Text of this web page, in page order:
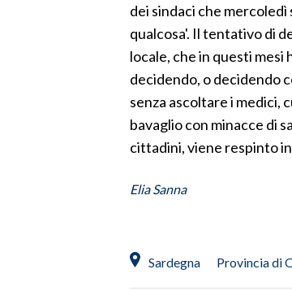
dei sindaci che
qualcosa'. Il tentativo di
locale, che in questi
decidendo, o decidendo
senza ascoltare i medici,
bavaglio con minacce di
cittadini, viene respinto
Elia Sanna
Sardegna Provincia di